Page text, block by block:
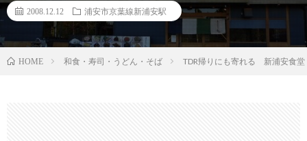
2008.12.12 浦安市京葉線新浦安駅
HOME 和食・寿司・うどん・そば TDR帰りにも寄れる 新浦安食堂